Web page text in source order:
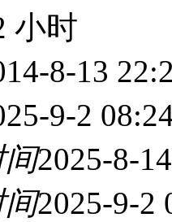
小时
8-13
9-2
间2025-8-
间2025-9-2